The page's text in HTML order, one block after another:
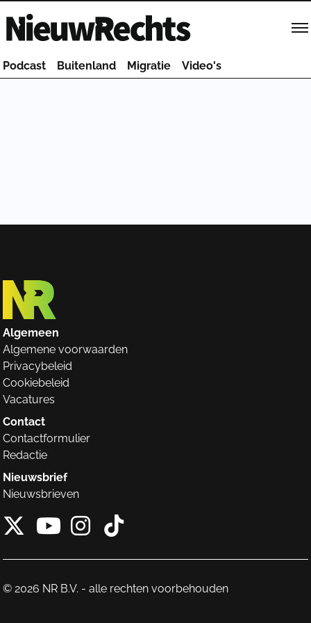
Homepage van NieuwRechts
Podcast Buitenland Migratie Video's
Algemeen
Algemene voorwaarden
Privacybeleid
Cookiebeleid
Vacatures
Contact
Contactformulier
Redactie
Nieuwsbrief
Nieuwsbrieven
X van NieuwRechts
Instagram van
Tiktok van
© 2026 NR B.V. - alle rechten voorbehouden